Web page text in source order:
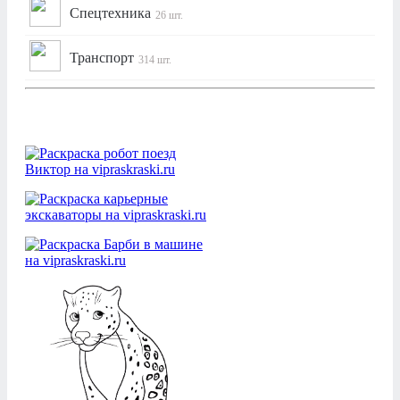
Спецтехника 26 шт.
Транспорт 314 шт.